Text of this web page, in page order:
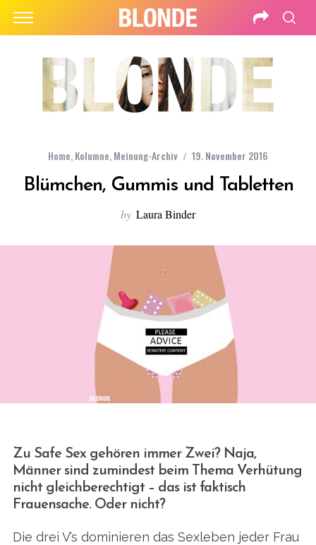
Home,Kolumne,Meinung-Archiv 19. November 2016
Blümchen, Gummis und Tabletten
by Laura Binder
Zu Safe Sex gehören immer Zwei? Naja,
Männer sind zumindest beim Thema Verhütung
nicht gleichberechtigt – das ist faktisch
Frauensache. Oder nicht?
Die drei V’s dominieren das Sexleben jeder Frau